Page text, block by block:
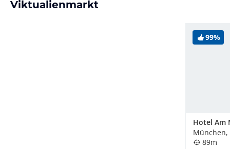
Viktualienmarkt
99%
Hotel Am
89m